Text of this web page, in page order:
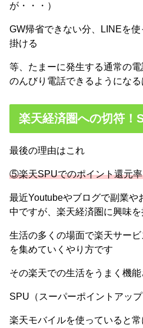
が・・・）
GW帰省できない分、LINEを
掛ける
等、たまーに発生する通常の
のんびり電話できるようになる
楽天経済圏への切符！
最後の理由はこれ
⑤楽天SPUでのポイント還元
最近Youtubeやブログで副業や
中ですが、楽天経済圏に興味
生活の多くの場面で楽天サー
を集めていくやり方です
その楽天での生活をうまく機
SPU（スーパーポイントアッ
楽天モバイルを使っていると